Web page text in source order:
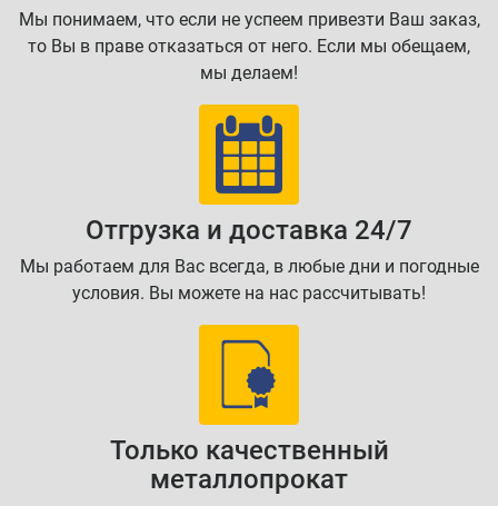
Мы понимаем, что если не успеем привезти Ваш заказ,
то Вы в праве отказаться от него. Если мы обещаем,
мы делаем!
Отгрузка и доставка 24/7
Мы работаем для Вас всегда, в любые дни и погодные
условия. Вы можете на нас рассчитывать!
Только качественный
металлопрокат